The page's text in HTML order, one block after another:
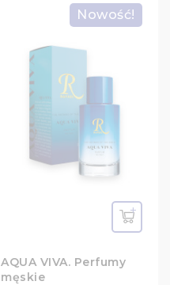
Nowość!
AQUA VIVA. Perfumy
męskie